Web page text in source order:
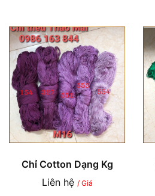
Chỉ Cotton Dạng Kg
Liên hệ / Giá